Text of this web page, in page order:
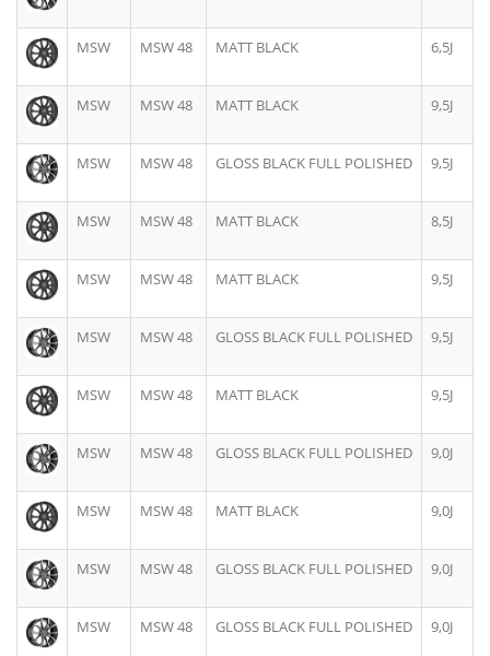
MSW MSW 48 MATT BLACK 6,5J
MSW MSW 48 MATT BLACK 9,5J
MSW MSW 48 GLOSS BLACK FULL POLISHED 9,5J
MSW MSW 48 MATT BLACK 8,5J
MSW MSW 48 MATT BLACK 9,5J
MSW MSW 48 GLOSS BLACK FULL POLISHED 9,5J
MSW MSW 48 MATT BLACK 9,5J
MSW MSW 48 GLOSS BLACK FULL POLISHED 9,0J
MSW MSW 48 MATT BLACK 9,0J
MSW MSW 48 GLOSS BLACK FULL POLISHED 9,0J
MSW MSW 48 GLOSS BLACK FULL POLISHED 9,0J